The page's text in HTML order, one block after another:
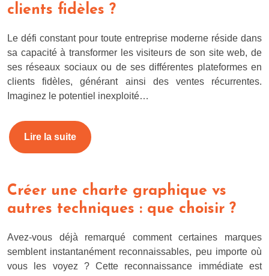
clients fidèles ?
Le défi constant pour toute entreprise moderne réside dans
sa capacité à transformer les visiteurs de son site web, de
ses réseaux sociaux ou de ses différentes plateformes en
clients fidèles, générant ainsi des ventes récurrentes.
Imaginez le potentiel inexploité…
Lire la suite
Créer une charte graphique vs
autres techniques : que choisir ?
Avez-vous déjà remarqué comment certaines marques
semblent instantanément reconnaissables, peu importe où
vous les voyez ? Cette reconnaissance immédiate est